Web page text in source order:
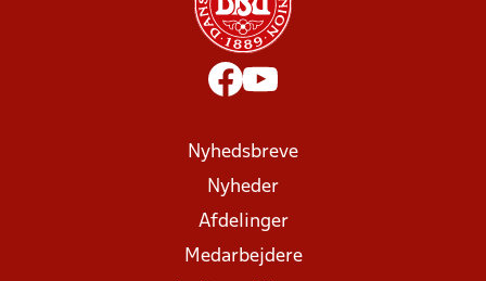
Nyhedsbreve
Nyheder
Afdelinger
Medarbejdere